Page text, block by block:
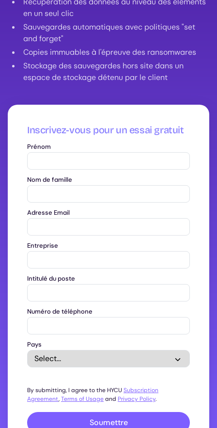
en un seul clic
Sauvegardes automatiques avec politiques "set
and forget"
Copies immuables à l'épreuve des ransomwares
Stockage des sauvegardes hors site dans un
espace de stockage détenu par le client
Inscrivez-vous pour un essai gratuit
Prénom
Nom de famille
Adresse Email
Entreprise
Intitulé du poste
Numéro de téléphone
Pays
By submitting, I agree to the HYCU Subscription
Agreement,Terms of Usageand Privacy Policy.
Soumettre